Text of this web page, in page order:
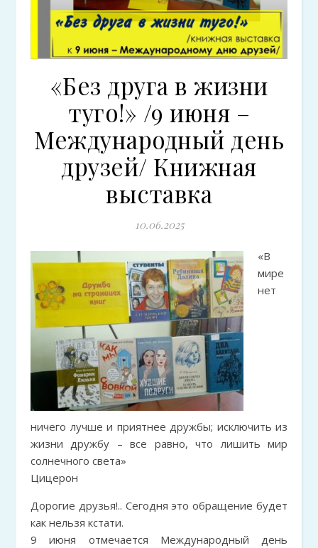
«Без друга в жизни
туго!» /9 июня –
Международный день
друзей/ Книжная
выставка
10.06.2025
«В
мире
нет
ничего лучше и приятнее дружбы; исключить из
жизни дружбу – все равно, что лишить мир
солнечного света»
Цицерон
Дорогие друзья!.. Сегодня это обращение будет
как нельзя кстати.
9 июня отмечается Международный день